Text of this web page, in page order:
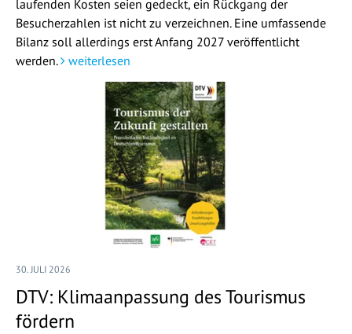
laufenden Kosten seien gedeckt, ein Rückgang der
Besucherzahlen ist nicht zu verzeichnen. Eine umfassende
Bilanz soll allerdings erst Anfang 2027 veröffentlicht
werden.
weiterlesen
30. JULI 2026
DTV: Klimaanpassung des Tourismus
fördern